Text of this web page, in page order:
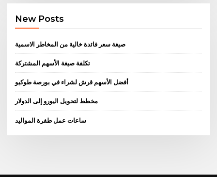
New Posts
صيغة سعر فائدة خالية من المخاطر الاسمية
تكلفة صيغة الأسهم المشتركة
أفضل الأسهم قرش لشراء في بورصة طوكيو
مخطط لتحويل اليورو إلى الدولار
ساعات عمل طفرة المواليد